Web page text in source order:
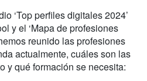
‘Top perfiles digitales 2024’
y el ‘Mapa de profesiones
reunido las profesiones
actualmente, cuáles son las
y qué formación se necesita: